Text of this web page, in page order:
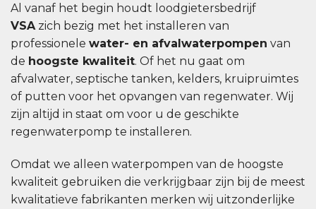
Al vanaf het begin houdt loodgietersbedrijf
VSAzich bezig met het installeren van
professionele water- en afvalwaterpompen van
de hoogste kwaliteit. Of het nu gaat om
afvalwater, septische tanken, kelders, kruipruimtes
of putten voor het opvangen van regenwater. Wij
zijn altijd in staat om voor u de geschikte
regenwaterpomp te installeren.
Omdat we alleen waterpompen van de hoogste
kwaliteit gebruiken die verkrijgbaar zijn bij de meest
kwalitatieve fabrikanten merken wij uitzonderlijke